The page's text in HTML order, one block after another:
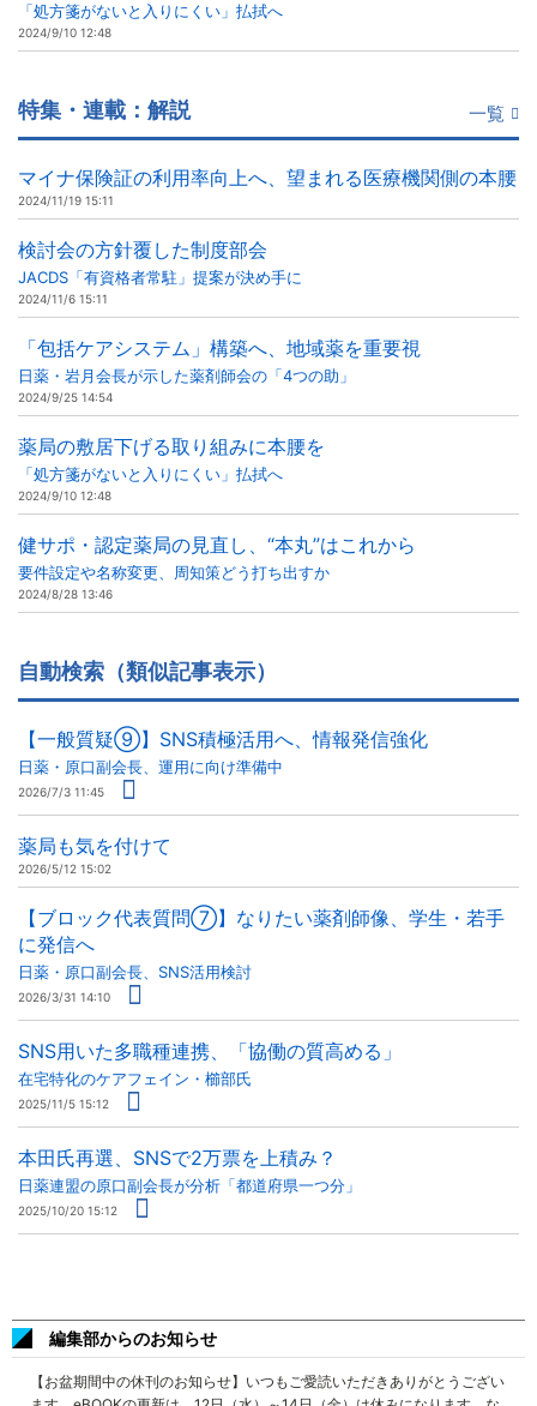
「処方箋がないと入りにくい」払拭へ
2024/9/10 12:48
特集・連載：解説 一覧
マイナ保険証の利用率向上へ、望まれる医療機関側の本腰
2024/11/19 15:11
検討会の方針覆した制度部会
JACDS「有資格者常駐」提案が決め手に
2024/11/6 15:11
「包括ケアシステム」構築へ、地域薬を重要視
日薬・岩月会長が示した薬剤師会の「4つの助」
2024/9/25 14:54
薬局の敷居下げる取り組みに本腰を
「処方箋がないと入りにくい」払拭へ
2024/9/10 12:48
健サポ・認定薬局の見直し、“本丸”はこれから
要件設定や名称変更、周知策どう打ち出すか
2024/8/28 13:46
自動検索（類似記事表示）
【一般質疑⑨】SNS積極活用へ、情報発信強化
日薬・原口副会長、運用に向け準備中
2026/7/3 11:45
薬局も気を付けて
2026/5/12 15:02
【ブロック代表質問⑦】なりたい薬剤師像、学生・若手
に発信へ
日薬・原口副会長、SNS活用検討
2026/3/31 14:10
SNS用いた多職種連携、「協働の質高める」
在宅特化のケアフェイン・櫛部氏
2025/11/5 15:12
本田氏再選、SNSで2万票を上積み？
日薬連盟の原口副会長が分析「都道府県一つ分」
2025/10/20 15:12
編集部からのお知らせ
【お盆期間中の休刊のお知らせ】いつもご愛読いただきありがとうござい